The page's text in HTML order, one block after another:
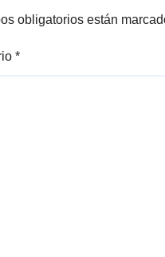
obligatorios están
*